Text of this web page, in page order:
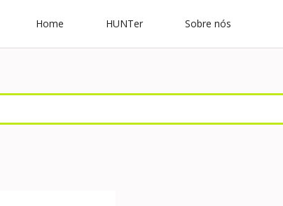
Home HUNTer Sobre nós